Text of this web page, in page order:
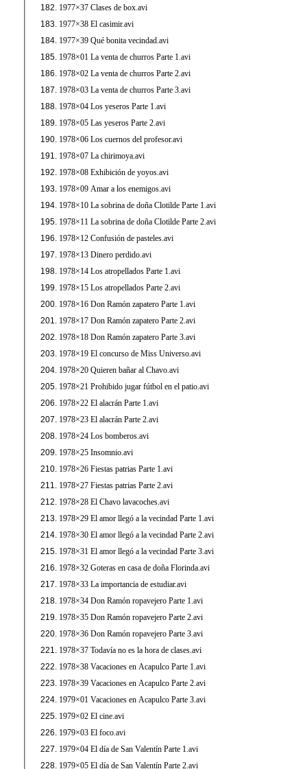
1977×37 Clases de box.avi
1977×38 El casimir.avi
1977×39 Qué bonita vecindad.avi
1978×01 La venta de churros Parte 1.avi
1978×02 La venta de churros Parte 2.avi
1978×03 La venta de churros Parte 3.avi
1978×04 Los yeseros Parte 1.avi
1978×05 Las yeseros Parte 2.avi
1978×06 Los cuernos del profesor.avi
1978×07 La chirimoya.avi
1978×08 Exhibición de yoyos.avi
1978×09 Amar a los enemigos.avi
1978×10 La sobrina de doña Clotilde Parte 1.avi
1978×11 La sobrina de doña Clotilde Parte 2.avi
1978×12 Confusión de pasteles.avi
1978×13 Dinero perdido.avi
1978×14 Los atropellados Parte 1.avi
1978×15 Los atropellados Parte 2.avi
1978×16 Don Ramón zapatero Parte 1.avi
1978×17 Don Ramón zapatero Parte 2.avi
1978×18 Don Ramón zapatero Parte 3.avi
1978×19 El concurso de Miss Universo.avi
1978×20 Quieren bañar al Chavo.avi
1978×21 Prohibido jugar fútbol en el patio.avi
1978×22 El alacrán Parte 1.avi
1978×23 El alacrán Parte 2.avi
1978×24 Los bomberos.avi
1978×25 Insomnio.avi
1978×26 Fiestas patrias Parte 1.avi
1978×27 Fiestas patrias Parte 2.avi
1978×28 El Chavo lavacoches.avi
1978×29 El amor llegó a la vecindad Parte 1.avi
1978×30 El amor llegó a la vecindad Parte 2.avi
1978×31 El amor llegó a la vecindad Parte 3.avi
1978×32 Goteras en casa de doña Florinda.avi
1978×33 La importancia de estudiar.avi
1978×34 Don Ramón ropavejero Parte 1.avi
1978×35 Don Ramón ropavejero Parte 2.avi
1978×36 Don Ramón ropavejero Parte 3.avi
1978×37 Todavía no es la hora de clases.avi
1978×38 Vacaciones en Acapulco Parte 1.avi
1978×39 Vacaciones en Acapulco Parte 2.avi
1979×01 Vacaciones en Acapulco Parte 3.avi
1979×02 El cine.avi
1979×03 El foco.avi
1979×04 El día de San Valentín Parte 1.avi
1979×05 El día de San Valentín Parte 2.avi